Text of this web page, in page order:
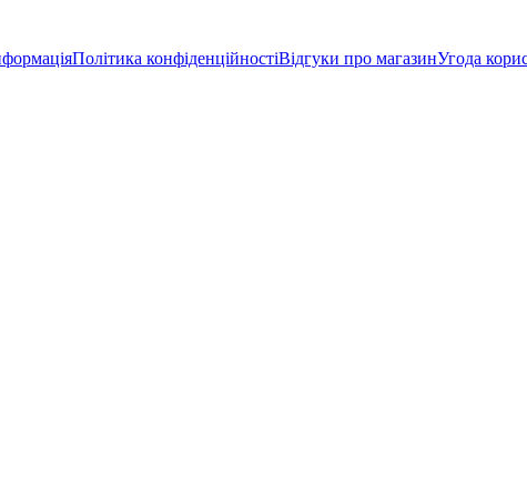
Політика конфіденційностіВідгуки про магазинУгода